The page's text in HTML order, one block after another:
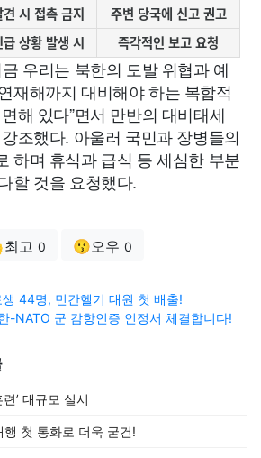
견 시 접촉 금지
주변 당국에 신고 권고
급 상황 발생 시 즉각적인 보고 요청
우리는 북한의 도발 위협과 예
재해까지 대비해야 하는 복합적
해 있다”면서 만반의 대비태세
조했다. 아울러 국민과 장병들의
하며 휴식과 급식 등 세심한 부분
할 것을 요청했다.
고 0 😗오우 0
44명, 민간헬기 대원 첫 배출!
-NATO 군 감항인증 인정서 체결합니다!
’ 대규모 실시
첫 통화로 더욱 굳건!